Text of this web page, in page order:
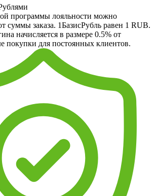
программы лояльности можно
суммы заказа. 1БазисРубль равен 1 RUB.
начисляется в размере 0.5% от
покупки для постоянных клиентов.